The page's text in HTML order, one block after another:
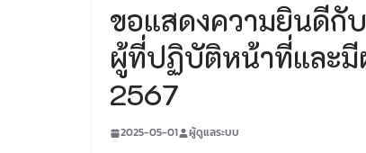
ขอแสดงความยินดีกั
ผู้ที่ปฏิบัติหน้าที่และมี
2567
2025-05-01 ผู้ดูแลระบบ